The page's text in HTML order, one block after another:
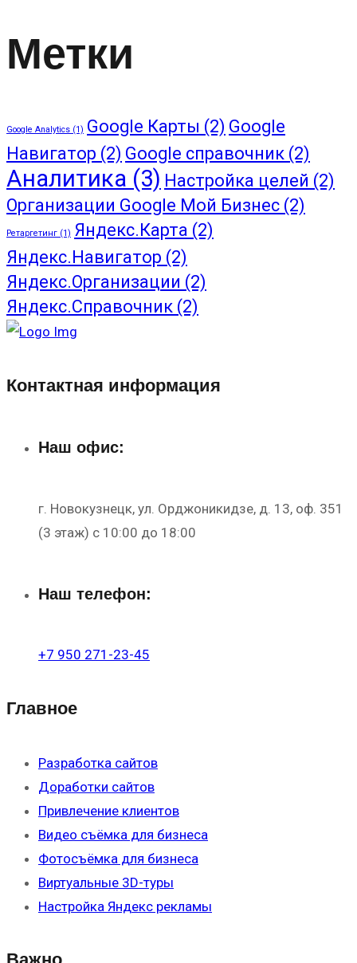
Метки
Google Analytics (1) Google Карты (2) Google
Навигатор (2) Google справочник (2)
Аналитика (3) Настройка целей (2)
Организации Google Мой Бизнес (2)
Ретаргетинг (1) Яндекс.Карта (2)
Яндекс.Навигатор (2)
Яндекс.Организации (2)
Яндекс.Справочник (2)
Контактная информация
Наш офис:
г. Новокузнецк, ул. Орджоникидзе, д. 13, оф. 351
(3 этаж) с 10:00 до 18:00
Наш телефон:
+7 950 271-23-45
Главное
Разработка сайтов
Доработки сайтов
Привлечение клиентов
Видео съёмка для бизнеса
Фотосъёмка для бизнеса
Виртуальные 3D-туры
Настройка Яндекс рекламы